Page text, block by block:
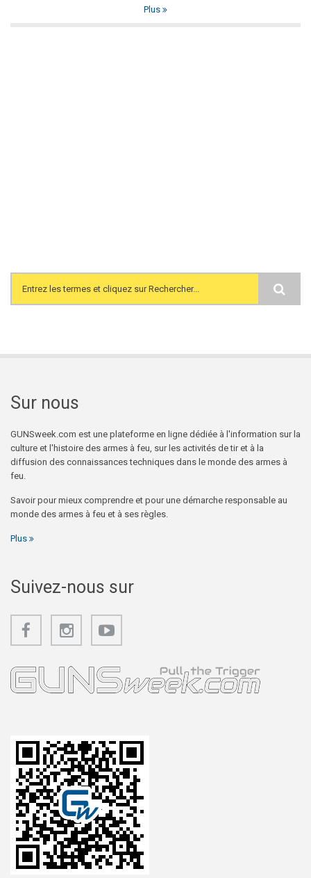
Plus
Search form
Sur nous
GUNSweek.com est une plateforme en ligne dédiée à l'information sur la
culture et l'histoire des armes à feu, sur les activités de tir et à la
diffusion des connaissances techniques dans le monde des armes à
feu.
Savoir pour mieux comprendre et pour une démarche responsable au
monde des armes à feu et à ses règles.
Plus
Suivez-nous sur